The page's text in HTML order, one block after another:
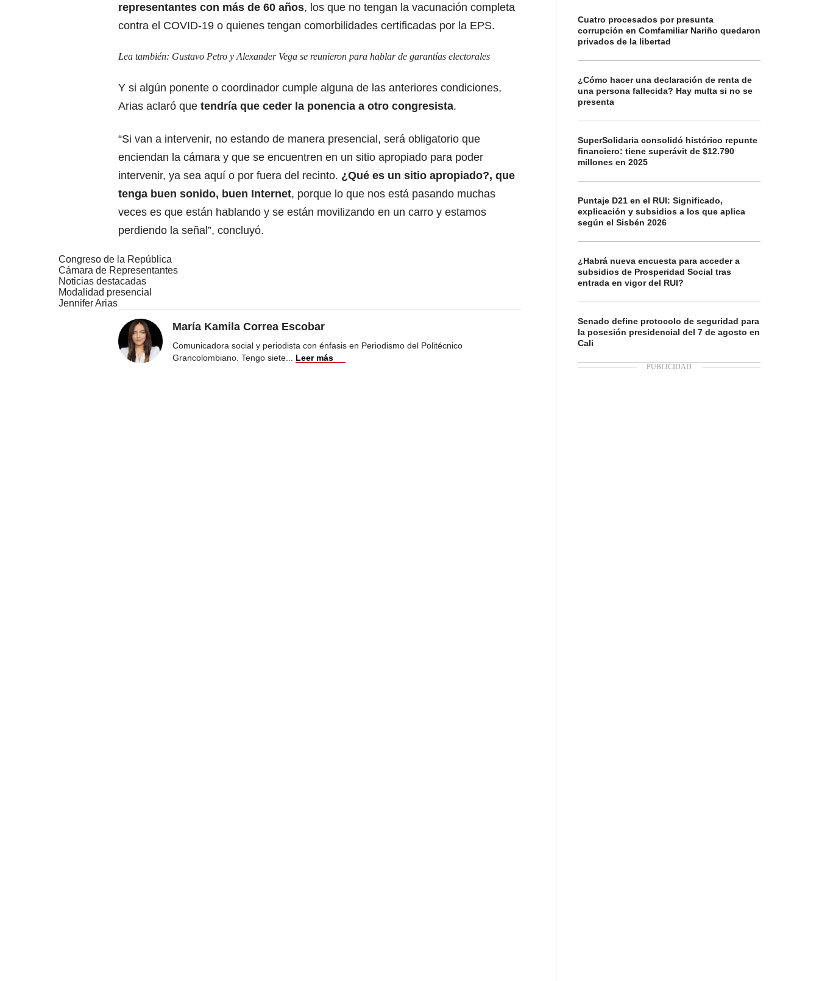
representantes con más de 60 años, los que no tengan la vacunación completa
contra el COVID-19 o quienes tengan comorbilidades certificadas por la EPS.
Lea también: Gustavo Petro y Alexander Vega se reunieron para hablar de garantías electorales
Y si algún ponente o coordinador cumple alguna de las anteriores condiciones,
Arias aclaró que tendría que ceder la ponencia a otro congresista.
“Si van a intervenir, no estando de manera presencial, será obligatorio que
enciendan la cámara y que se encuentren en un sitio apropiado para poder
intervenir, ya sea aquí o por fuera del recinto. ¿Qué es un sitio apropiado?, que
tenga buen sonido, buen Internet, porque lo que nos está pasando muchas
veces es que están hablando y se están movilizando en un carro y estamos
perdiendo la señal”, concluyó.
Congreso de la República
Cámara de Representantes
Noticias destacadas
Modalidad presencial
Jennifer Arias
María Kamila Correa Escobar
Comunicadora social y periodista con énfasis en Periodismo del Politécnico
Grancolombiano. Tengo siete
Leer más
Cuatro procesados por presunta
corrupción en Comfamiliar Nariño quedaron
privados de la libertad
¿Cómo hacer una declaración de renta de
una persona fallecida? Hay multa si no se
presenta
SuperSolidaria consolidó histórico repunte
financiero: tiene superávit de $12.790
millones en 2025
Puntaje D21 en el RUI: Significado,
explicación y subsidios a los que aplica
según el Sisbén 2026
¿Habrá nueva encuesta para acceder a
subsidios de Prosperidad Social tras
entrada en vigor del RUI?
Senado define protocolo de seguridad para
la posesión presidencial del 7 de agosto en
Cali